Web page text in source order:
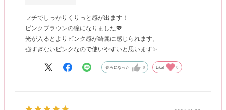
フチでしっかりくりっと感が出ます！
ピンクブラウンの瞳になりました💖
光が入るとよりピンク感が綺麗に感じられます。
強すぎないピンクなので使いやすいと思います✨
参考になった 0 Like! 0